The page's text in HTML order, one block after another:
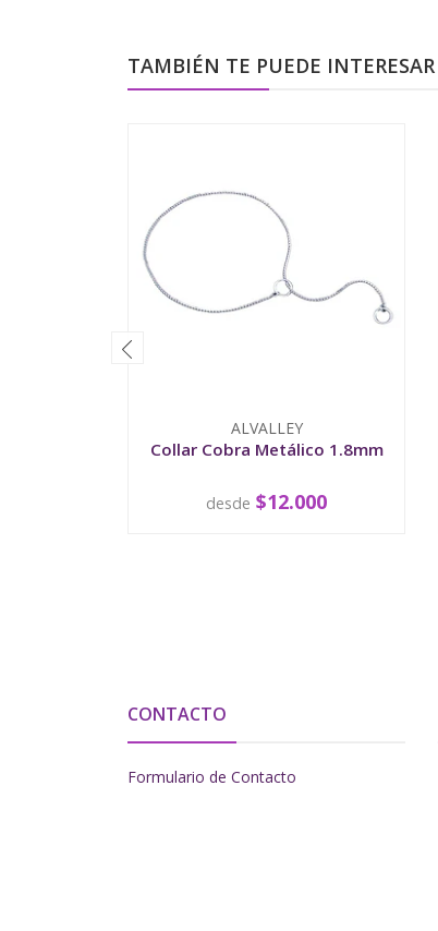
TAMBIÉN TE PUEDE INTERESAR
ALVALLEY
Collar Cobra Metálico 1.8mm
VER OPCIONES
desde $12.000
CONTACTO
Formulario de Contacto